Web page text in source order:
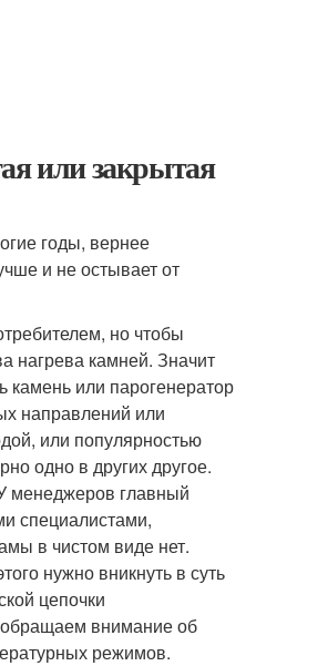
или закрытая
годы, вернее
и не остывает от
но чтобы
нагрева камней. Значит
камень или парогенератор
направлений или
или популярностью
одно в других другое.
менеджеров главный
специалистами,
в чистом виде нет.
нужно вникнуть в суть
цепочки
внимание об
режимов.